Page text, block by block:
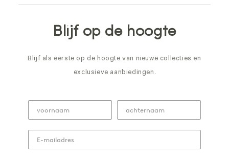
Blijf op de hoogte
Blijf als eerste op de hoogte van nieuwe collecties en
exclusieve aanbiedingen.